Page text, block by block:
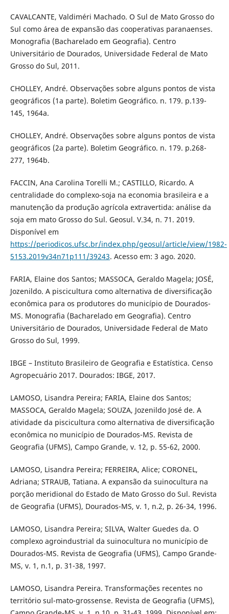
CAVALCANTE, Valdiméri Machado. O Sul de Mato Grosso do
Sul como área de expansão das cooperativas paranaenses.
Monografia (Bacharelado em Geografia). Centro
Universitário de Dourados, Universidade Federal de Mato
Grosso do Sul, 2011.
CHOLLEY, André. Observações sobre alguns pontos de vista
geográficos (1a parte). Boletim Geográfico. n. 179. p.139-
145, 1964a.
CHOLLEY, André. Observações sobre alguns pontos de vista
geográficos (2a parte). Boletim Geográfico. n. 179. p.268-
277, 1964b.
FACCIN, Ana Carolina Torelli M.; CASTILLO, Ricardo. A
centralidade do complexo-soja na economia brasileira e a
manutenção da produção agrícola extravertida: análise da
soja em mato Grosso do Sul. Geosul. V.34, n. 71. 2019.
Disponível em
https://periodicos.ufsc.br/index.php/geosul/article/view/1982-
5153.2019v34n71p111/39243. Acesso em: 3 ago. 2020.
FARIA, Elaine dos Santos; MASSOCA, Geraldo Magela; JOSÉ,
Jozenildo. A piscicultura como alternativa de diversificação
econômica para os produtores do município de Dourados-
MS. Monografia (Bacharelado em Geografia). Centro
Universitário de Dourados, Universidade Federal de Mato
Grosso do Sul, 1999.
IBGE – Instituto Brasileiro de Geografia e Estatística. Censo
Agropecuário 2017. Dourados: IBGE, 2017.
LAMOSO, Lisandra Pereira; FARIA, Elaine dos Santos;
MASSOCA, Geraldo Magela; SOUZA, Jozenildo José de. A
atividade da piscicultura como alternativa de diversificação
econômica no município de Dourados-MS. Revista de
Geografia (UFMS), Campo Grande, v. 12, p. 55-62, 2000.
LAMOSO, Lisandra Pereira; FERREIRA, Alice; CORONEL,
Adriana; STRAUB, Tatiana. A expansão da suinocultura na
porção meridional do Estado de Mato Grosso do Sul. Revista
de Geografia (UFMS), Dourados-MS, v. 1, n.2, p. 26-34, 1996.
LAMOSO, Lisandra Pereira; SILVA, Walter Guedes da. O
complexo agroindustrial da suinocultura no município de
Dourados-MS. Revista de Geografia (UFMS), Campo Grande-
MS, v. 1, n.1, p. 31-38, 1997.
LAMOSO, Lisandra Pereira. Transformações recentes no
território sul-mato-grossense. Revista de Geografia (UFMS),